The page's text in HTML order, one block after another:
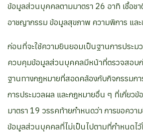
ข้อมูลส่วนบุคคลตามมาตรา 26 อาทิ เชื้อช
อาชญากรรม ข้อมูลสุขภาพ ความพิการ แล
ก่อนที่จะใช้ความยินยอมเป็นฐานการประ
ควบคุมข้อมูลส่วนบุคคลมีหน้าที่ตรวจสอบ
ฐานทางกฎหมายที่สอดคล้องกับกิจกรรมก
การประมวลผล และกฎหมายอื่น ๆ ที่เกี่ยวข้
มาตรา 19 วรรคท้ายกำหนดว่า การขอควา
ข้อมูลส่วนบุคคลที่ไม่เป็นไปตามที่กำหนดไ